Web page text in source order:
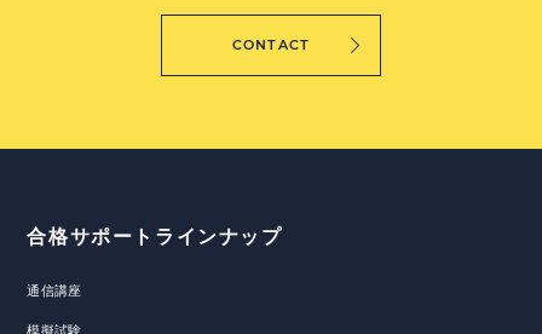
CONTACT
合格サポートラインナップ
通信講座
模擬試験